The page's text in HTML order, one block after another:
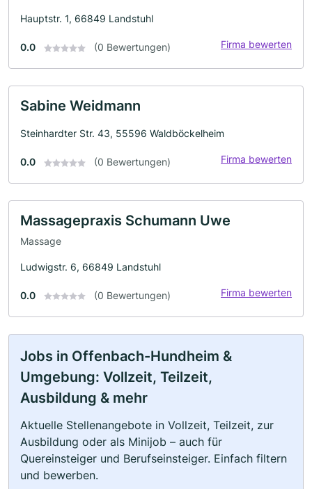
Hauptstr. 1, 66849 Landstuhl
0.0 (0 Bewertungen) Firma bewerten
Sabine Weidmann
Steinhardter Str. 43, 55596 Waldböckelheim
0.0 (0 Bewertungen) Firma bewerten
Massagepraxis Schumann Uwe
Massage
Ludwigstr. 6, 66849 Landstuhl
0.0 (0 Bewertungen) Firma bewerten
Jobs in Offenbach-Hundheim &
Umgebung: Vollzeit, Teilzeit,
Ausbildung & mehr
Aktuelle Stellenangebote in Vollzeit, Teilzeit, zur
Ausbildung oder als Minijob – auch für
Quereinsteiger und Berufseinsteiger. Einfach filtern
und bewerben.